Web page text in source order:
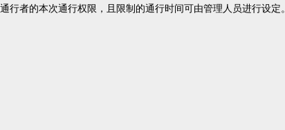
者的本次通行权限，且限制的通行时间可由管理人员进行设定。